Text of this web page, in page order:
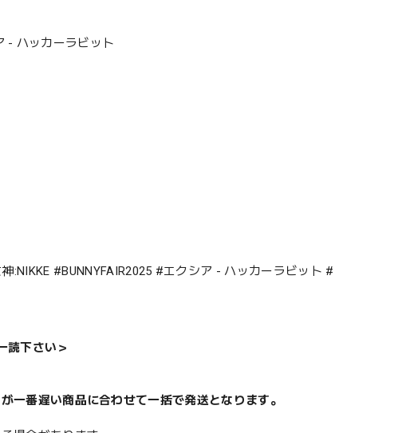
- ハッカーラビット
#BUNNYFAIR2025 #エクシア - ハッカーラビット #
読下さい＞
一番遅い商品に合わせて一括で発送となります。